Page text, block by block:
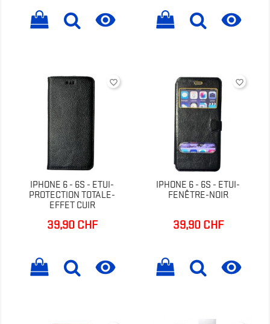
 
IPHONE 6 - 6S - ETUI-
PROTECTION TOTALE-
EFFET CUIR
Prix
39,90 CHF

favorite_border
IPHONE 6 - 6S - ETUI-
FENÊTRE-NOIR
Prix
39,90 CHF

favorite_border